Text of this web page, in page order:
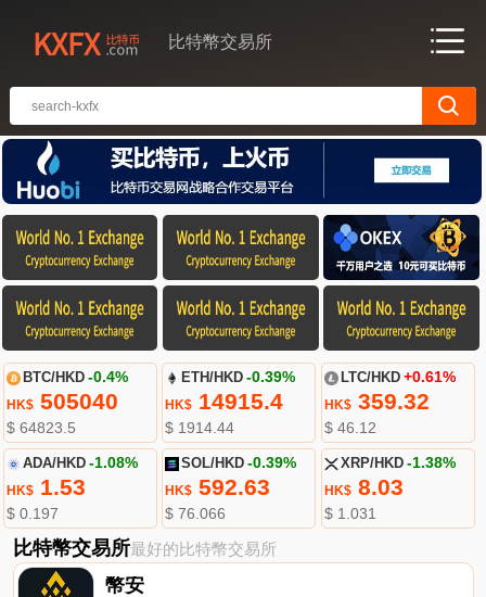
比特幣交易所
BTC/HKD -0.4%
HK$505040
$ 64823.5
ETH/HKD -0.39%
HK$ 14915.4
$ 1914.44
LTC/HKD +0.61%
HK$359.32
$ 46.12
ADA/HKD -1.08%
HK$1.53
$ 0.197
SOL/HKD -0.39%
HK$ 592.63
$ 76.066
XRP/HKD -1.38%
HK$8.03
$ 1.031
比特幣交易所最好的比特幣交易所
幣安